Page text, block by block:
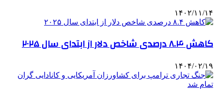
۱۴۰۲/۱۱/۱۴
کاهش ۸.۴ درصدی شاخص دلار از ابتدای سال ۲۰۲۵
۱۴۰۴/۰۲/۱۹